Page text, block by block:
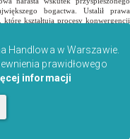
Handlowa w Warszawie.
prawidłowego
informacji